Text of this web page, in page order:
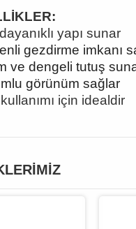
yapı sunar
gezdirme imkanı
ve dengeli tutuş
görünüm sağlar
için idealdir